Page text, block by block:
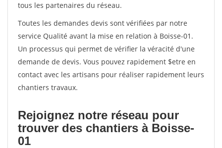
tous les partenaires du réseau.
Toutes les demandes devis sont vérifiées par notre
service Qualité avant la mise en relation à Boisse-01.
Un processus qui permet de vérifier la véracité d'une
demande de devis. Vous pouvez rapidement $etre en
contact avec les artisans pour réaliser rapidement leurs
chantiers travaux.
Rejoignez notre réseau pour
trouver des chantiers à Boisse-
01